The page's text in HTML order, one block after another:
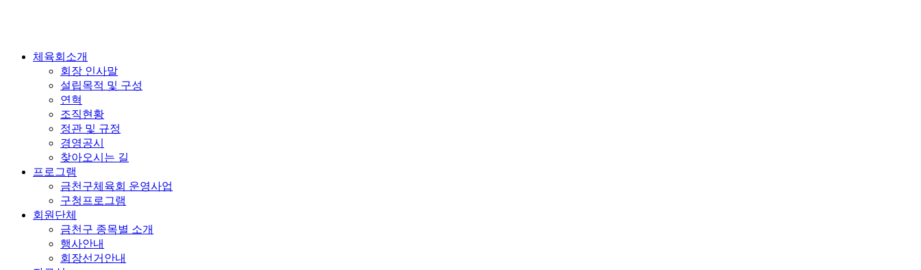
체육회소개
회장 인사말
설립목적 및 구성
연혁
조직현황
정관 및 규정
경영공시
찾아오시는 길
프로그램
금천구체육회 운영사업
구청프로그램
회원단체
금천구 종목별 소개
행사안내
회장선거안내